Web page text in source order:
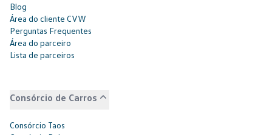
Blog
Área do cliente CVW
Perguntas Frequentes
Área do parceiro
Lista de parceiros
Consórcio de Carros
Consórcio Taos